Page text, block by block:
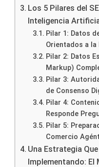
Los 5 Pilares del
Inteligencia
Pilar 1: Datos
Orientados a la
Pilar 2: Datos
Markup)
Pilar 3:
de Consenso
Pilar 4:
Responde
Pilar 5:
Comercio
Una Estrategia
Implementando: El